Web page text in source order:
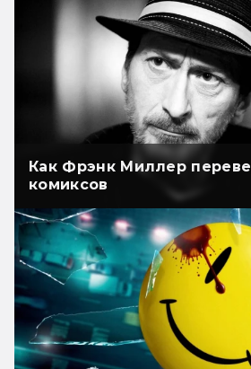
Как Фрэнк Миллер
комиксов